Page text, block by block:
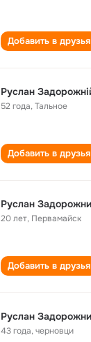
Добавить в друзья
Руслан
52 года,Тальное
Добавить в друзья
Руслан
20 лет, Первамайск
Добавить в друзья
Руслан
43 года,черновци